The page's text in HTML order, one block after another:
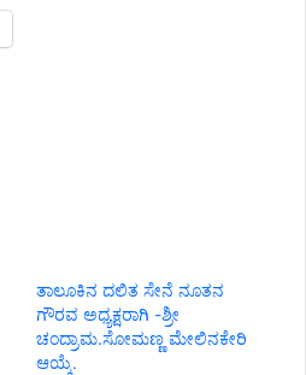
ತಾಲೂಕಿನ ದಲಿತ ಸೇನೆ ನೂತನ
ಗೌರವ ಅಧ್ಯಕ್ಷರಾಗಿ -ಶ್ರೀ
ಚಂದ್ರಾಮ.ಸೋಮಣ್ಣ ಮೇಲಿನಕೇರಿ
ಆಯ್ಕೆ.